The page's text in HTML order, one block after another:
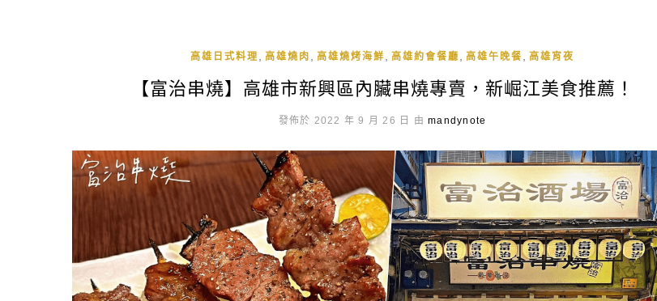
高雄日式料理 高雄燒肉 高雄燒烤海鮮 高雄約會餐廳 高雄午晚餐 高雄宵夜
【富治串燒】高雄市新興區內臟串燒專賣，新崛江美食推薦！
發佈於 2022 年 9 月 26 日 由mandynote